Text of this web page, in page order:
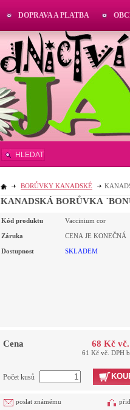
BORŮVKY KANADSKÉ
KANADSKÁ BORŮVKA
Kód produktu Vaccinium cor
Záruka CENA JE KONEČNÁ
Dostupnost SKLADEM
Cena 68 Kč
61 Kč vč. DPH
Počet kusů
poslat známému
DOPRAVA A PLATBA
HLEDAT